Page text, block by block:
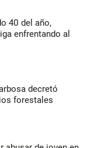
40 del año,
enfrentando al
decretó
forestales